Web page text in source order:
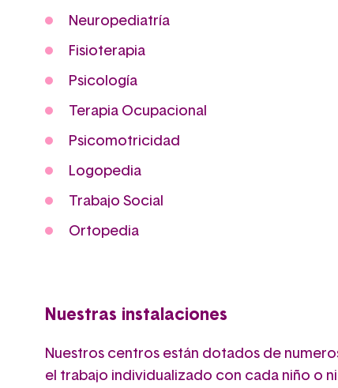
Neuropediatría
Fisioterapia
Psicología
Terapia Ocupacional
Psicomotricidad
Logopedia
Trabajo Social
Ortopedia
Nuestras instalaciones
Nuestros centros están dotados de
el trabajo individualizado con cada niño o